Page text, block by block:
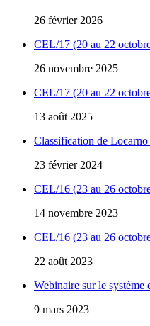
26 février 2026
CEL/17 (20 au 22
26 novembre 2025
CEL/17 (20 au 22
13 août 2025
Classification de
23 février 2024
CEL/16 (23 au 26
14 novembre 2023
CEL/16 (23 au 26
22 août 2023
Webinaire sur le système
9 mars 2023